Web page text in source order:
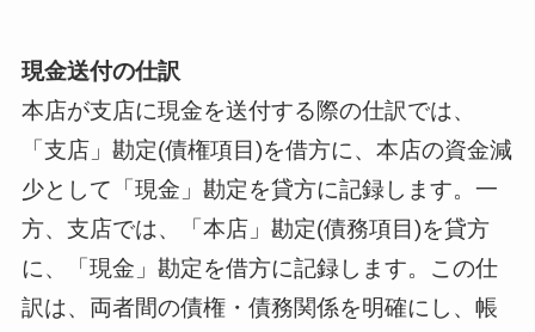
現金送付の仕訳
本店が支店に現金を送付する際の仕訳では、
「支店」勘定(債権項目)を借方に、本店の資金減
少として「現金」勘定を貸方に記録します。一
方、支店では、「本店」勘定(債務項目)を貸方
に、「現金」勘定を借方に記録します。この仕
訳は、両者間の債権・債務関係を明確にし、帳